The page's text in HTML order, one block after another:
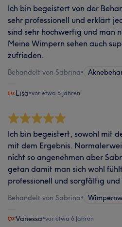
Ich bin begeistert von der
sehr professionell und erklärt
sind sehr hochwertig und man
Meine Wimpern sehen auch
zufrieden.
Behandelt von Sabrina•
Lisa•vor etwa 6 Jahren
Ich bin begeistert, sowohl mit
mit dem Ergebnis.
nicht so angenehmen aber
getan damit man sich wohl
professionell und sorgfältig
Behandelt von Sabrina•
Vanessa•vor etwa 6 Jahren